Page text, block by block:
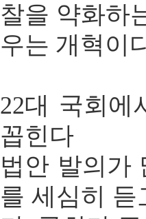
찰을 약화하
우는 개혁이
22대 국회에
꼽힌다
법안 발의가
를 세심히